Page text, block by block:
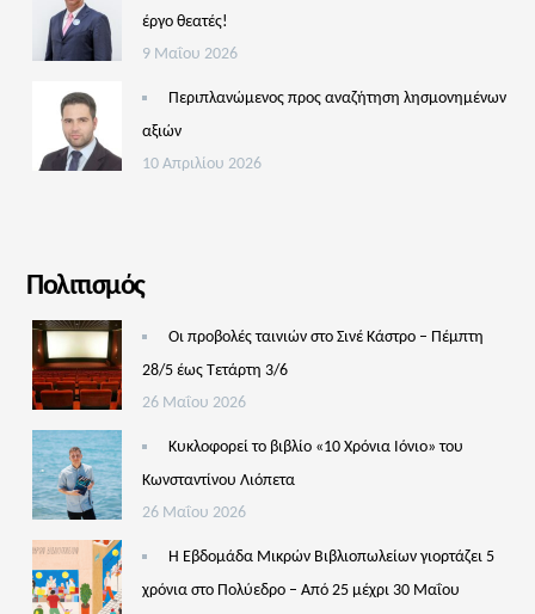
έργο θεατές!
9 Μαΐου 2026
Περιπλανώμενος προς αναζήτηση λησμονημένων
αξιών
10 Απριλίου 2026
Πολιτισμός
Οι προβολές ταινιών στο Σινέ Κάστρο – Πέμπτη
28/5 έως Τετάρτη 3/6
26 Μαΐου 2026
Κυκλοφορεί το βιβλίο «10 Χρόνια Ιόνιο» του
Κωνσταντίνου Λιόπετα
26 Μαΐου 2026
Η Εβδομάδα Μικρών Βιβλιοπωλείων γιορτάζει 5
χρόνια στο Πολύεδρο – Από 25 μέχρι 30 Μαΐου